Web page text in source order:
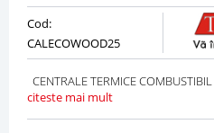
Cod:
CALECOWOOD25
CENTRALE TERMICE
citeste mai mult